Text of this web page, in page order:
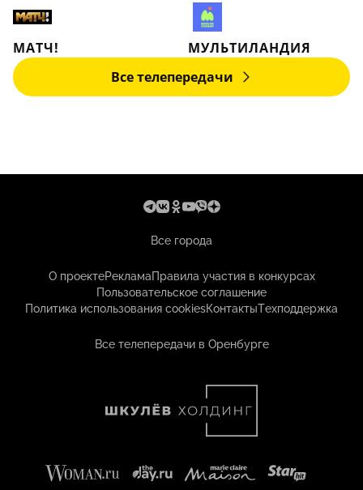
МАТЧ!
МУЛЬТИЛАНДИЯ
Все телепередачи
Все города
О проектеРекламаПравила участия в конкурсах
Пользовательское соглашение
Политика использования cookiesКонтактыТехподдержка
Все телепередачи в Оренбурге